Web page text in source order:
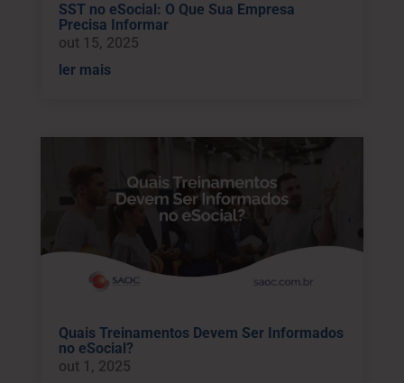
SST no eSocial: O Que Sua Empresa
Precisa Informar
out 15, 2025
ler mais
Quais Treinamentos Devem Ser Informados
no eSocial?
out 1, 2025